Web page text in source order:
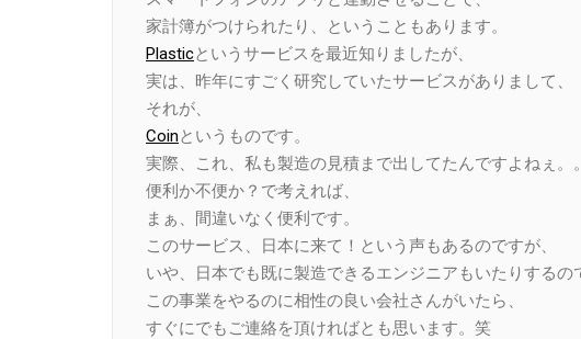
家計簿がつけられたり、ということもあります。
Plasticというサービスを最近知りましたが、
実は、昨年にすごく研究していたサービスがありまして、
それが、
Coinというものです。
実際、これ、私も製造の見積まで出してたんですよねぇ。
便利か不便か？で考えれば、
まぁ、間違いなく便利です。
このサービス、日本に来て！という声もあるのですが、
いや、日本でも既に製造できるエンジニアもいたりするの
この事業をやるのに相性の良い会社さんがいたら、
すぐにでもご連絡を頂ければとも思います。笑